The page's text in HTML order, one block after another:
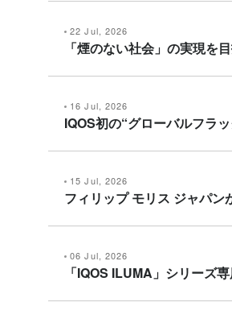
22 Jul, 2026
「煙のない社会」の実現を
16 Jul, 2026
IQOS初の“グローバルフラ
15 Jul, 2026
フィリップ モリス ジャパ
06 Jul, 2026
「IQOS ILUMA」シリーズ